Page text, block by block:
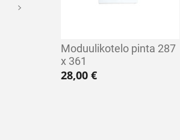
Moduulikotelo pinta 287
x 361
28,00 €